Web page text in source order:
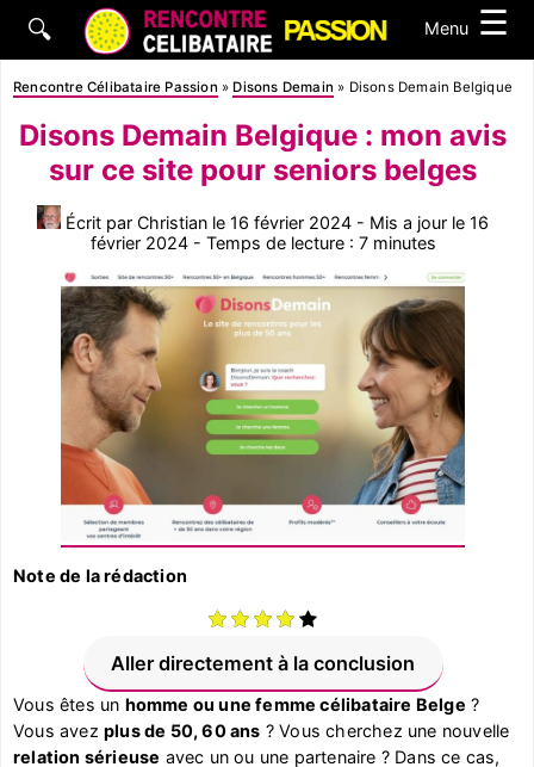
🔍 Menu ☰
Rencontre Célibataire Passion » Disons Demain » Disons Demain Belgique :
Disons Demain Belgique : mon avis
sur ce site pour seniors belges
Écrit par Christian le 16 février 2024 - Mis a jour le 16
février 2024 - Temps de lecture : 7 minutes
Note de la rédaction
Aller directement à la conclusion
Vous êtes un homme ou une femme célibataire Belge ?
Vous avez plus de 50, 60 ans ? Vous cherchez une nouvelle
relation sérieuse avec un ou une partenaire ? Dans ce cas,